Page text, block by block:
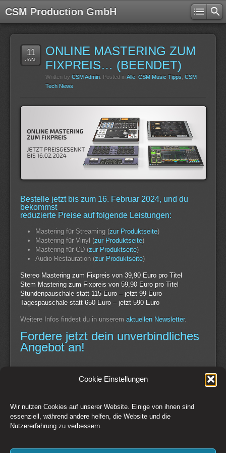
Cookie Einstellungen
Wir nutzen Cookies auf unserer Website. Einige von ihnen sind
essenziell, während andere helfen, die Website und die
Nutzererfahrung zu verbessern.
CSM Production GmbH
11
JAN.
ONLINE MASTERING ZUM
FIXPREIS… (BEENDET)
Written by CSM Admin . Posted in Alle CSM Music Tipps CSM
Tech News
Bestelle jetzt bis zum 16. Februar 2024, und du
bekommst
reduzierte Preise auf folgende Leistungen:
Mastering für Streaming (zur Produktseite)
Mastering für Vinyl (zur Produktseite)
Mastering für CD (zur Produktseite)
Audio Restauration (zur Produktseite)
Stereo Mastering zum Fixpreis von 39,90 Euro pro Titel
Stem Mastering zum Fixpreis von 59,90 Euro pro Titel
Stundenpauschale statt 115 Euro – jetzt 99 Euro
Tagespauschale statt 650 Euro – jetzt 590 Euro
Weitere Infos findest du in unserem aktuellen Newsletter.
Fordere jetzt dein unverbindliches
Angebot an!
Continue Reading
Switch to Desktop Version